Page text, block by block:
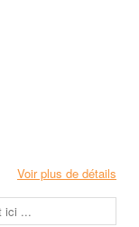
Voir plus de détails